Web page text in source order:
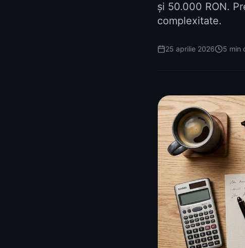
și 50.000 RON.
complexitate.
25 aprilie 2026 5 min